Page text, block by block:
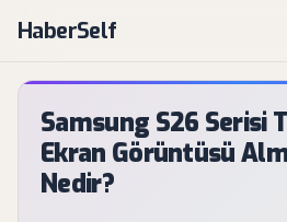
HaberSelf
Samsung S26 Serisi
Ekran Görüntüsü
Nedir?